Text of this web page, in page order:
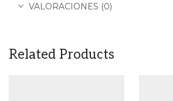
VALORACIONES (0)
Related Products